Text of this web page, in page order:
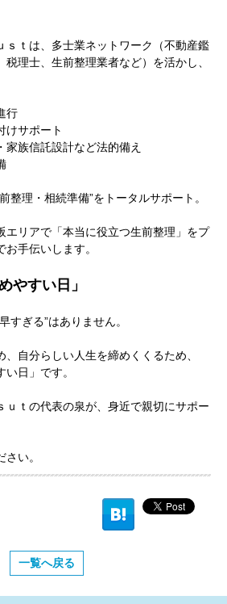
ｓｔは、多士業ネットワーク（不動産鑑
理士、生前整理業者など）を活かし、
行
けサポート
家族信託設計など法的備え
整理・相続準備”をトータルサポート。
エリアで「本当に役立つ生前整理」をプ
手伝いします。
やすい日」
すぎる”はありません。
自分らしい人生を締めくくるため、
い日」です。
ｕｔの代表の泉が、身近で親切にサポー
い。
一覧へ戻る